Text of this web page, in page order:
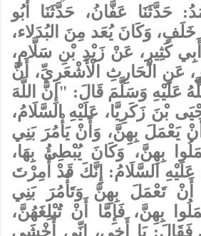
حَدَّثَنَا عَفَّانُ، حَدَّثَنَا أَبُو
وَكَانَ يُعَد مِنَ البُدَلاء،
كَثِيرٍ، عَنْ زَيْدِ بْنِ سَلَّامٍ،
عَنِ الْحَارِثِ الْأَشْعَرِيِّ، أَنَّ
عَلَيْهِ وَسَلَّمَ قَالَ: "إِنَّ اللَّهَ
بْنَ زَكَرِيَّا، عَلَيْهِ السَّلَامُ،
يَعْمَلَ بِهِنَّ، وَأَنْ يَأْمُرَ بَنِي
بِهِنَّ، وَكَانَ يُبْطِئُ بِهَا،
السَّلَامُ: إِنَّكَ قَدْ أُمِرْتَ
تَعْمَلَ بِهِنَّ وَتَأْمُرَ بَنِي
بِهِنَّ، فَإِمَّا أَنْ تُبْلِغَهُنَّ،
فَقَالَ: يَا أَخِي، إِنِّي أَخْشَى